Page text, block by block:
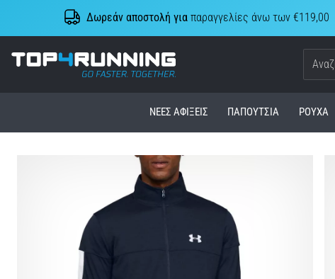
Δωρεάν αποστολή γιαπαραγγελίες άνω των €119,00
Top4Running.cy
ΝΈΕΣ ΑΦΊΞΕΙΣ ΠΑΠΟΎΤΣΙΑ ΡΟΎΧΑ